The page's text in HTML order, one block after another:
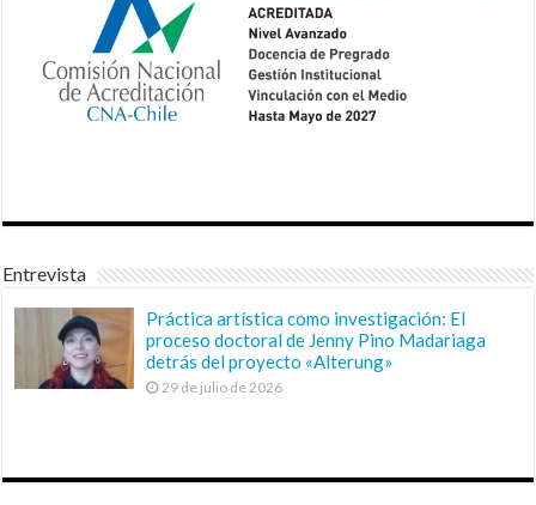
Entrevista
Práctica artística como investigación: El
proceso doctoral de Jenny Pino Madariaga
detrás del proyecto «Alterung»
29 de julio de 2026